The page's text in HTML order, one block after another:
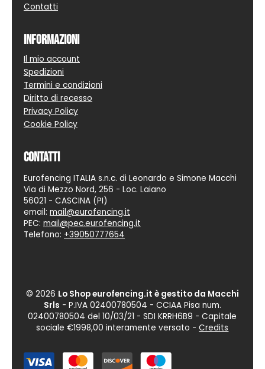
Contatti
Informazioni
Il mio account
Spedizioni
Termini e condizioni
Diritto di recesso
Privacy Policy
Cookie Policy
Contatti
Eurofencing ITALIA s.n.c. di Leonardo e Simone Macchi
Via di Mezzo Nord, 256 - Loc. Laiano
56021 - CASCINA (PI)
email: mail@eurofencing.it
PEC: mail@pec.eurofencing.it
Telefono: +39050777654
© 2026 Lo Shop eurofencing.it è gestito da Macchi
Srls - P.IVA 02400780504 - CCIAA Pisa num.
02400780504 del 10/03/21 -SDI KRRH6B9 - Capitale
sociale €1998,00 interamente versato -Credits